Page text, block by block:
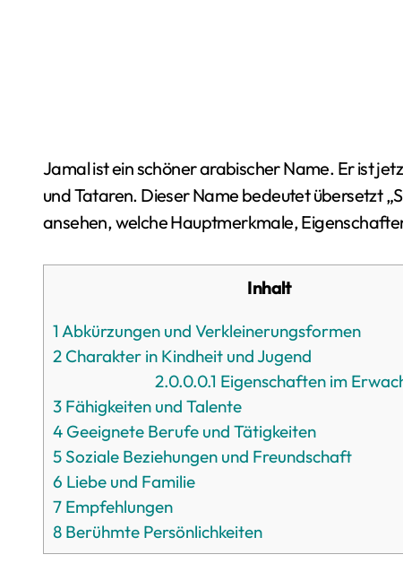
Jamal ist ein schöner arabischer Name. Er ist jetzt sehr beliebt unter den Abchasen, Tschetschenen
und Tataren. Dieser Name bedeutet übersetzt
ansehen, welche Hauptmerkmale,
Inhalt
1 Abkürzungen und Verkleinerungsformen
2 Charakter in Kindheit und Jugend
2.0.0.0.1 Eigenschaften im
3 Fähigkeiten und Talente
4 Geeignete Berufe und Tätigkeiten
5 Soziale Beziehungen und Freundschaft
6 Liebe und Familie
7 Empfehlungen
8 Berühmte Persönlichkeiten